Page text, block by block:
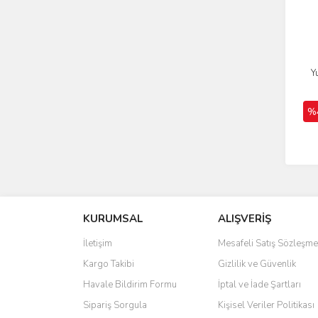
KURUMSAL
İletişim
Kargo Takibi
Havale Bildirim Formu
Sipariş Sorgula
ALIŞVERİŞ
Mesafeli Satış
Gizlilik ve Güvenlik
İptal ve İade Şartları
Kişisel Veriler Politikası